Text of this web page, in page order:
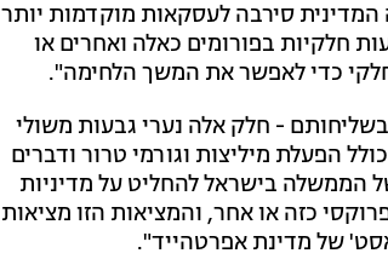
סירבה לעסקאות מוקדמות יותר
חלקיות בפורומים כאלה ואחרים או
כדי לאפשר את המשך הלחימה".
- חלק אלה נערי גבעות משולי
הפעלת מיליצות וגורמי טרור ודברים
הממשלה בישראל להחליט על מדיניות
כזה או אחר, והמציאות הזו מציאות
של מדינת אפרטהייד".